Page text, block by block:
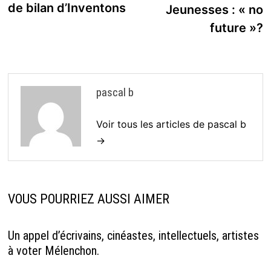
l’article
de bilan d’Inventons
Jeunesses : « no
future »?
pascal b
Voir tous les articles de pascal b
→
VOUS POURRIEZ AUSSI AIMER
Un appel d’écrivains, cinéastes, intellectuels, artistes
à voter Mélenchon.